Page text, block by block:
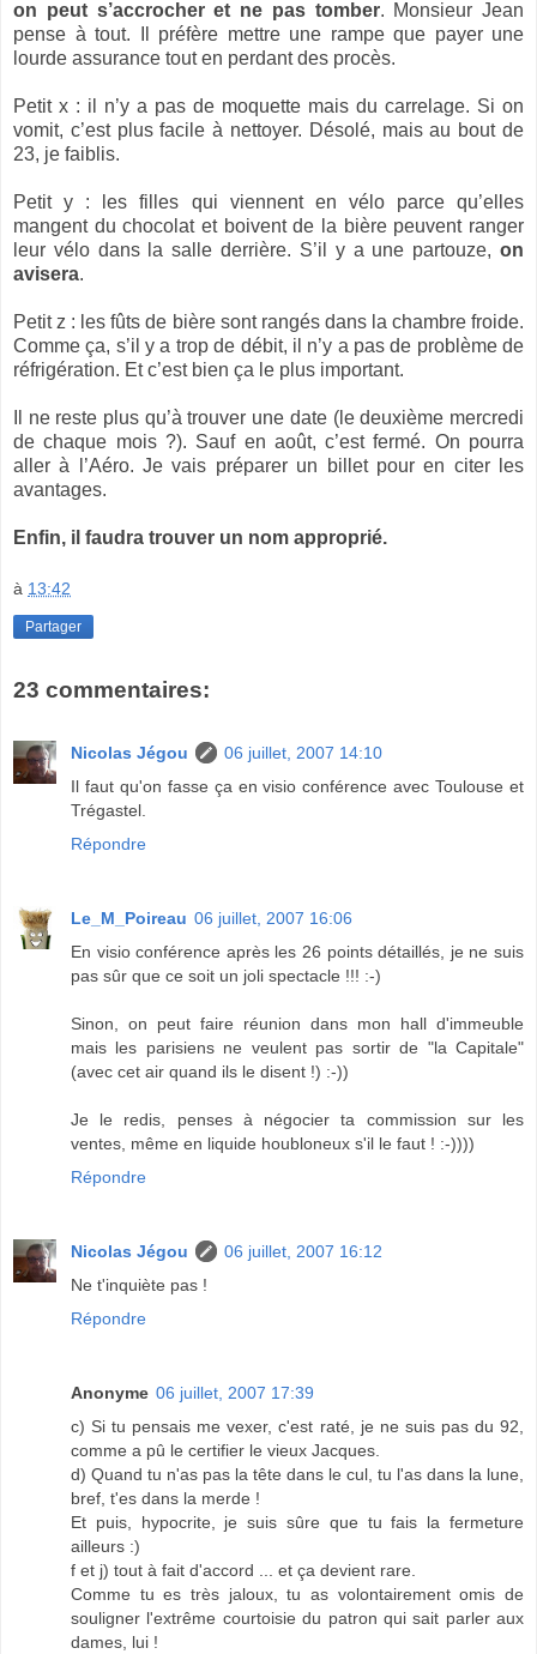
on peut s’accrocher et ne pas tomber. Monsieur Jean
pense à tout. Il préfère mettre une rampe que payer une
lourde assurance tout en perdant des procès.
Petit x : il n’y a pas de moquette mais du carrelage. Si on
vomit, c’est plus facile à nettoyer. Désolé, mais au bout de
23, je faiblis.
Petit y : les filles qui viennent en vélo parce qu’elles
mangent du chocolat et boivent de la bière peuvent ranger
leur vélo dans la salle derrière. S’il y a une partouze, on
avisera.
Petit z : les fûts de bière sont rangés dans la chambre froide.
Comme ça, s’il y a trop de débit, il n’y a pas de problème de
réfrigération. Et c’est bien ça le plus important.
Il ne reste plus qu’à trouver une date (le deuxième mercredi
de chaque mois ?). Sauf en août, c’est fermé. On pourra
aller à l’Aéro. Je vais préparer un billet pour en citer les
avantages.
Enfin, il faudra trouver un nom approprié.
à 13:42
Partager
23 commentaires:
Nicolas Jégou
06 juillet, 2007 14:10
Il faut qu'on fasse ça en visio conférence avec Toulouse et
Trégastel.
Répondre
Le_M_Poireau 06 juillet, 2007 16:06
En visio conférence après les 26 points détaillés, je ne suis
pas sûr que ce soit un joli spectacle !!! :-)
Sinon, on peut faire réunion dans mon hall d'immeuble
mais les parisiens ne veulent pas sortir de "la Capitale"
(avec cet air quand ils le disent !) :-))
Je le redis, penses à négocier ta commission sur les
ventes, même en liquide houbloneux s'il le faut ! :-))))
Répondre
Nicolas Jégou
06 juillet, 2007 16:12
Ne t'inquiète pas !
Répondre
Anonyme 06 juillet, 2007 17:39
c) Si tu pensais me vexer, c'est raté, je ne suis pas du 92,
comme a pû le certifier le vieux Jacques.
d) Quand tu n'as pas la tête dans le cul, tu l'as dans la lune,
bref, t'es dans la merde !
Et puis, hypocrite, je suis sûre que tu fais la fermeture
ailleurs :)
f et j) tout à fait d'accord ... et ça devient rare.
Comme tu es très jaloux, tu as volontairement omis de
souligner l'extrême courtoisie du patron qui sait parler aux
dames, lui !